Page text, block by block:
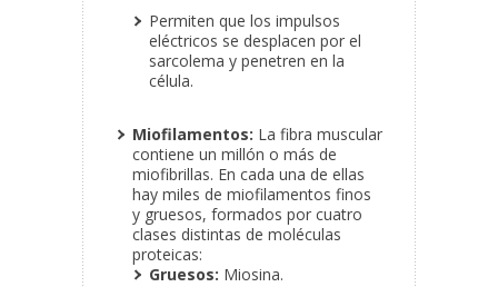
Permiten que los impulsos
eléctricos se desplacen por el
sarcolema y penetren en la
célula.
Miofilamentos: La fibra muscular
contiene un millón o más de
miofibrillas. En cada una de ellas
hay miles de miofilamentos finos
y gruesos, formados por cuatro
clases distintas de moléculas
proteicas:
Gruesos: Miosina.